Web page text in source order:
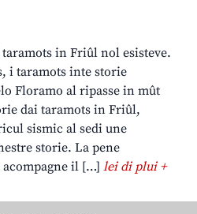
in Friûl nol esisteve.
i taramots inte storie
Floramo al ripasse in mût
dai taramots in Friûl,
sismic al sedi une
storie. La pene
il […] lei di plui +